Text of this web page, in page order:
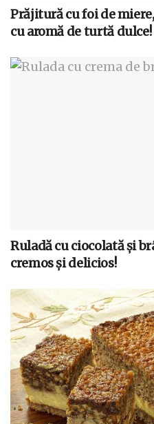
Prăjitură cu foi de
cu aromă de turtă dulce!
Ruladă cu ciocolată și
cremos și delicios!